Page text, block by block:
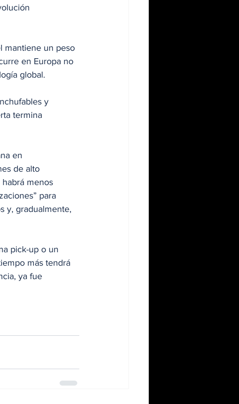
mantiene un peso
en Europa no
global.
y
termina
en
de alto
menos
para
y, gradualmente,
pick-up o un
más tendrá
ya fue